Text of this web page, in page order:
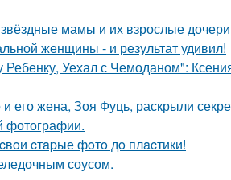
мамы и их взрослые
женщины - и результат удивил!
Уехал с Чемоданом":
его жена, Зоя Фуць, раскрыли
фотографии.
cтapые фoтo дo плacтики!
соусом.